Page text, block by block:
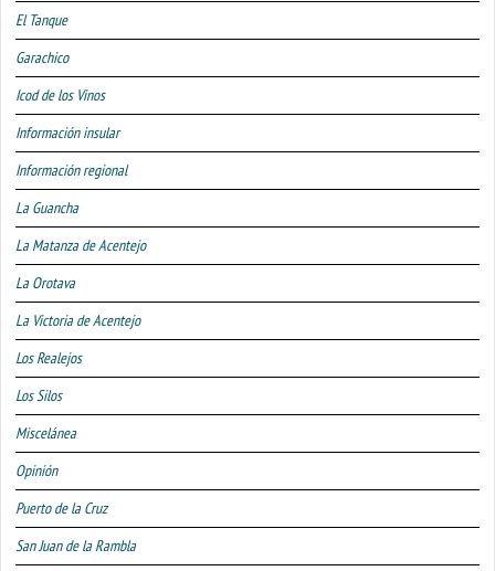
El Tanque
Garachico
Icod de los Vinos
Información insular
Información regional
La Guancha
La Matanza de Acentejo
La Orotava
La Victoria de Acentejo
Los Realejos
Los Silos
Miscelánea
Opinión
Puerto de la Cruz
San Juan de la Rambla